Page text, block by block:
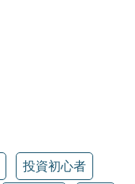
投資初心者